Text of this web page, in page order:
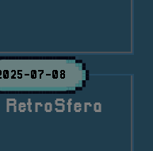
Mobilna
07-08
RetroSfera